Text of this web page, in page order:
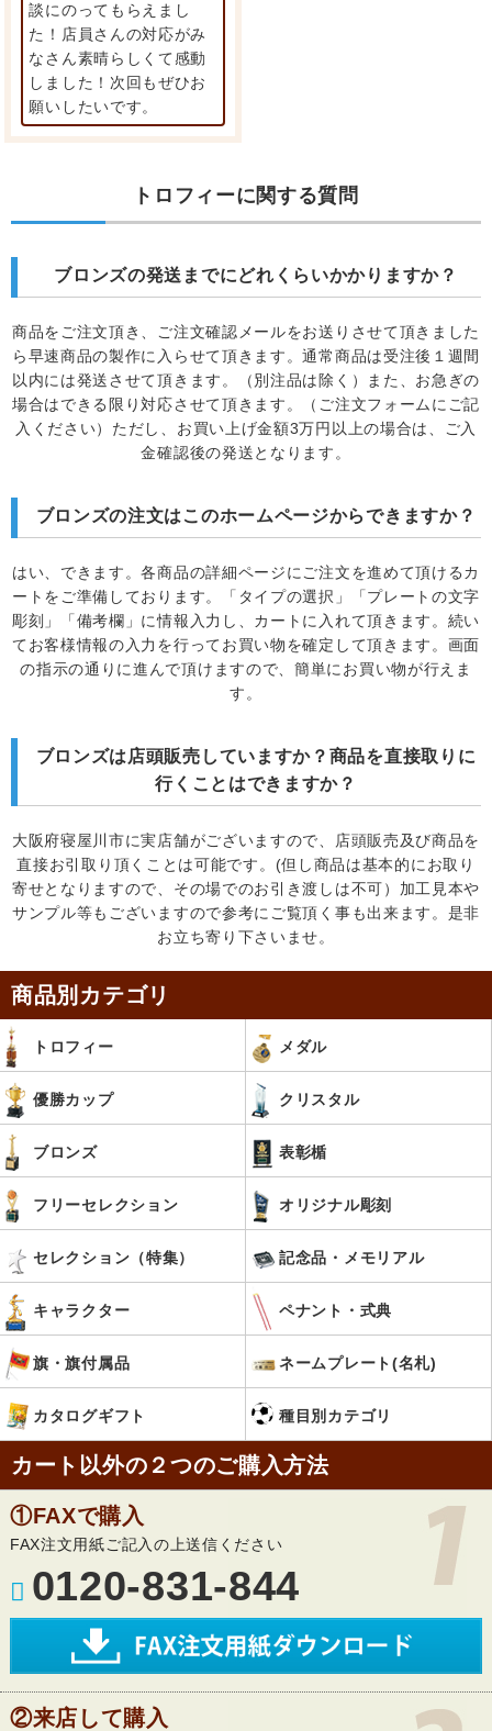
談にのってもらえまし
た！店員さんの対応がみ
なさん素晴らしくて感動
しました！次回もぜひお
願いしたいです。
トロフィーに関する質問
ブロンズの発送までにどれくらいかかりますか？
商品をご注文頂き、ご注文確認メールをお送りさせて頂きました
ら早速商品の製作に入らせて頂きます。通常商品は受注後１週間
以内には発送させて頂きます。（別注品は除く）また、お急ぎの
場合はできる限り対応させて頂きます。（ご注文フォームにご記
入ください）ただし、お買い上げ金額3万円以上の場合は、ご入
金確認後の発送となります。
ブロンズの注文はこのホームページからできますか？
はい、できます。各商品の詳細ページにご注文を進めて頂けるカ
ートをご準備しております。「タイプの選択」「プレートの文字
彫刻」「備考欄」に情報入力し、カートに入れて頂きます。続い
てお客様情報の入力を行ってお買い物を確定して頂きます。画面
の指示の通りに進んで頂けますので、簡単にお買い物が行えま
す。
ブロンズは店頭販売していますか？商品を直接取りに
行くことはできますか？
大阪府寝屋川市に実店舗がございますので、店頭販売及び商品を
直接お引取り頂くことは可能です。(但し商品は基本的にお取り
寄せとなりますので、その場でのお引き渡しは不可）加工見本や
サンプル等もございますので参考にご覧頂く事も出来ます。是非
お立ち寄り下さいませ。
商品別カテゴリ
トロフィー メダル
優勝カップ クリスタル
ブロンズ 表彰楯
フリーセレクション オリジナル彫刻
セレクション（特集） 記念品・メモリアル
キャラクター ペナント・式典
旗・旗付属品 ネームプレート(名札)
カタログギフト 種目別カテゴリ
カート以外の２つのご購入方法
①FAXで購入
FAX注文用紙ご記入の上送信ください
0120-831-844
②来店して購入